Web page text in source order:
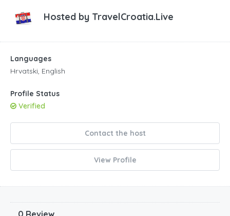
Hosted by TravelCroatia.Live
Languages
Hrvatski, English
Profile Status
Verified
Contact the host
View Profile